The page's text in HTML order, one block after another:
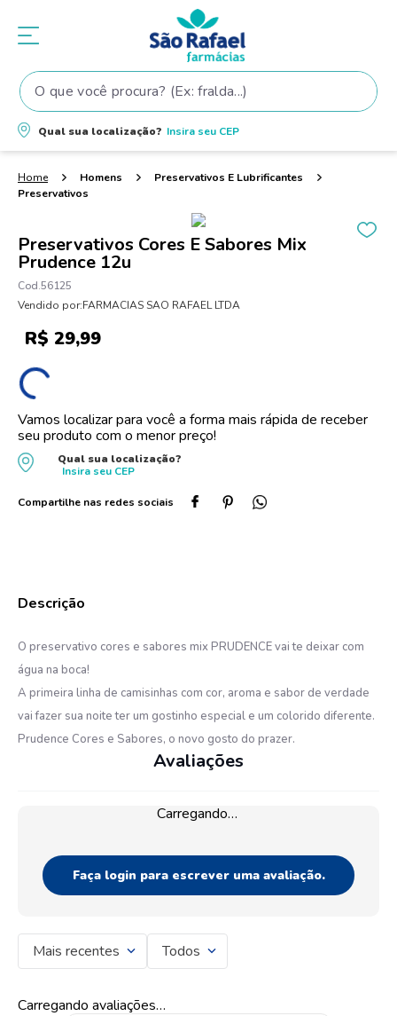
O que você procura? (Ex: fralda...)
Qual sua localização? Insira seu CEP
Homens
Preservativos E Lubrificantes
Preservativos
Preservativos Cores E Sabores Mix
Prudence 12u
56125
Vendido por:FARMACIAS SAO RAFAEL LTDA
R$ 29,99
Vamos localizar para você a forma mais rápida de receber
seu produto com o menor preço!
Qual sua localização?
Insira seu CEP
O preservativo cores e sabores mix PRUDENCE vai te deixar com
água na boca!
A primeira linha de camisinhas com cor, aroma e sabor de verdade
vai fazer sua noite ter um gostinho especial e um colorido diferente.
Prudence Cores e Sabores, o novo gosto do prazer.
Avaliações
Carregando…
Faça login para escrever uma avaliação.
Mais recentes Todos
Carregando avaliações…
Termos mais buscados
1º fralda
shampoo
3º fralda pampers
5º teste gravidez
6º tintura cabelo
10ºprotetor solar